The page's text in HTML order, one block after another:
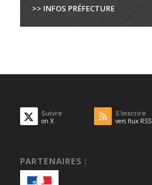
>> INFOS PRÉFECTURE
Suivre
on X
S'inscrire
vers flux RSS
PARTENAIRES :